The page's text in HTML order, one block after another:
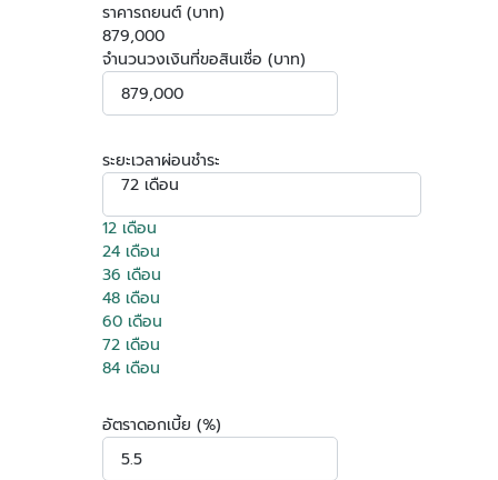
ราคารถยนต์ (บาท)
879,000
จำนวนวงเงินที่ขอสินเชื่อ (บาท)
ระยะเวลาผ่อนชำระ
72 เดือน
12 เดือน
24 เดือน
36 เดือน
48 เดือน
60 เดือน
72 เดือน
84 เดือน
อัตราดอกเบี้ย (%)